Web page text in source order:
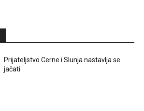
Prijateljstvo Cerne i Slunja nastavlja se
jačati